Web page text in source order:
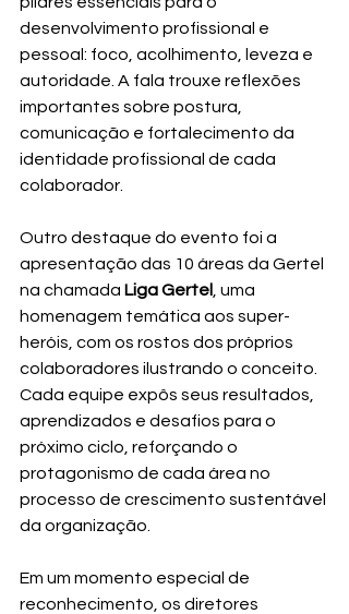
desenvolvimento profissional e
pessoal: foco, acolhimento, leveza e
autoridade. A fala trouxe reflexões
importantes sobre postura,
comunicação e fortalecimento da
identidade profissional de cada
colaborador.
Outro destaque do evento foi a
apresentação das 10 áreas da Gertel
na chamada Liga Gertel
, uma
homenagem temática aos super-
heróis, com os rostos dos próprios
colaboradores ilustrando o conceito.
Cada equipe expôs seus resultados,
aprendizados e desafios para o
próximo ciclo, reforçando o
protagonismo de cada área no
processo de crescimento sustentável
da organização.
Em um momento especial de
reconhecimento, os diretores